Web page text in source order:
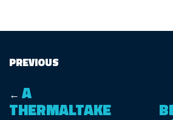
PREVIOUS
← A
THERMALTAKE